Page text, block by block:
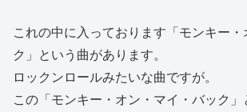
これの中に入っております「モンキー・
ク」という曲があります。
ロックンロールみたいな曲ですが。
この「モンキー・オン・マイ・バック